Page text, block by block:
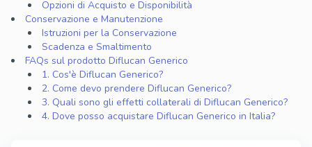
Opzioni di Acquisto e Disponibilità
Conservazione e Manutenzione
Istruzioni per la Conservazione
Scadenza e Smaltimento
FAQs sul prodotto Diflucan Generico
1. Cos'è Diflucan Generico?
2. Come devo prendere Diflucan Generico?
3. Quali sono gli effetti collaterali di Diflucan Generico?
4. Dove posso acquistare Diflucan Generico in Italia?